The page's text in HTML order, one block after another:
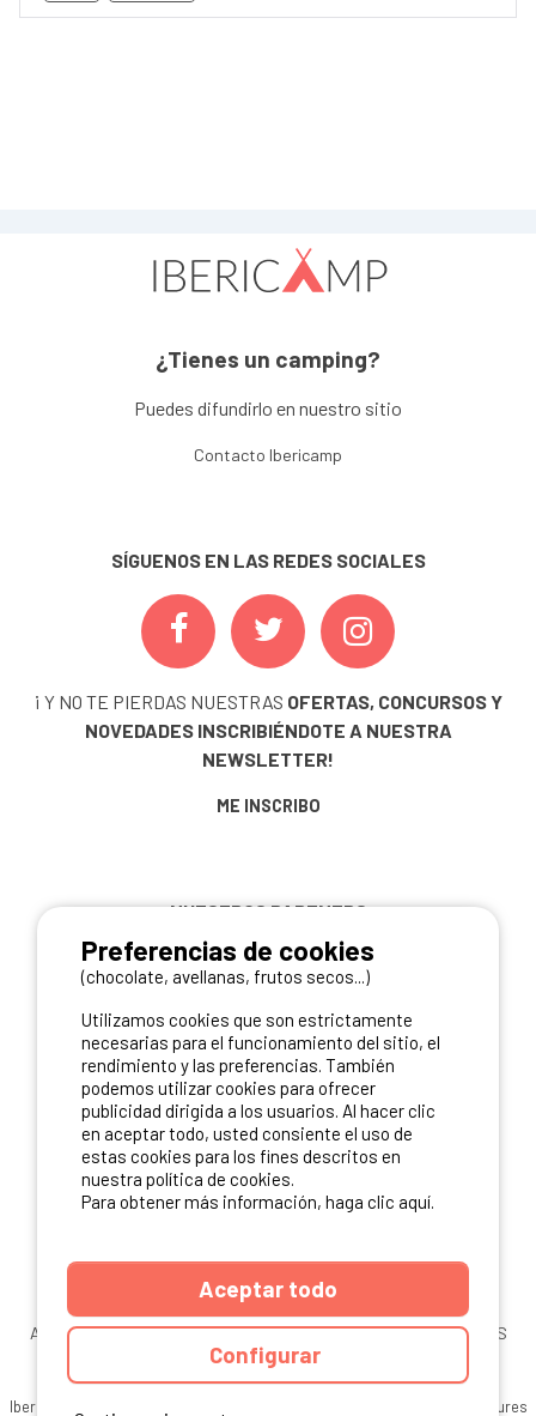
¿Tienes un camping?
Puedes difundirlo en nuestro sitio
Contacto Ibericamp
SÍGUENOS EN LAS REDES SOCIALES
¡ Y NO TE PIERDAS NUESTRAS OFERTAS, CONCURSOS Y
NOVEDADES INSCRIBIÉNDOTE A NUESTRA
NEWSLETTER!
ME INSCRIBO
NUESTROS PARTNERS
ANUARIO CGU DEL SITIO MENCIONES LEGALES
COOKIES
CARTA DE CONFIDENCIALIDAD
Ibericamp.com © 2026 Ibericamp. All rights reserved. All media and pictures
Preferencias de cookies
(chocolate, avellanas, frutos secos...)
Utilizamos cookies que son estrictamente
necesarias para el funcionamiento del sitio, el
rendimiento y las preferencias. También
podemos utilizar cookies para ofrecer
publicidad dirigida a los usuarios. Al hacer clic
en aceptar todo, usted consiente el uso de
estas cookies para los fines descritos en
nuestra política de cookies.
Para obtener más información, haga clic aquí.
Aceptar todo
Configurar